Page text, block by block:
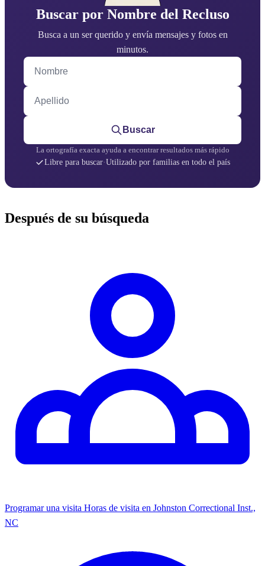
Buscar por Nombre del Recluso
Busca a un ser querido y envía mensajes y fotos en
minutos.
Nombre
Apellido
Buscar
La ortografía exacta ayuda a encontrar resultados más rápido
Libre para buscar·Utilizado por familias en todo el país
Después de su búsqueda
Programar una visita Horas de visita en Johnston Correctional Inst.,
NC